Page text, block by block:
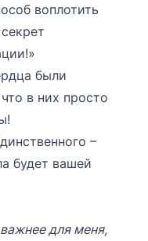
воплотить
были
в них просто
–
будет вашей
для меня,